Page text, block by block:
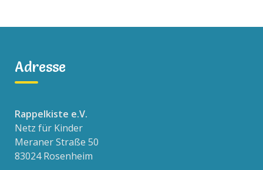
Adresse
Rappelkiste e.V.
Netz für Kinder
Meraner Straße 50
83024 Rosenheim